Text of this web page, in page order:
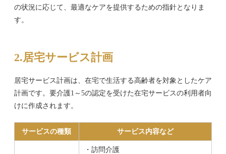
の状況に応じて、最適なケアを提供するための指針となりま
す。
2.居宅サービス計画
居宅サービス計画は、在宅で生活する高齢者を対象としたケア
計画です。要介護1～5の認定を受けた在宅サービスの利用者向
けに作成されます。
サービスの種類 サービス内容など
・訪問介護